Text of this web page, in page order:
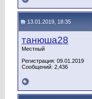
13.01.2019, 18:35
танюша28
Местный
Регистрация: 09.01.2019
Сообщений: 2,436